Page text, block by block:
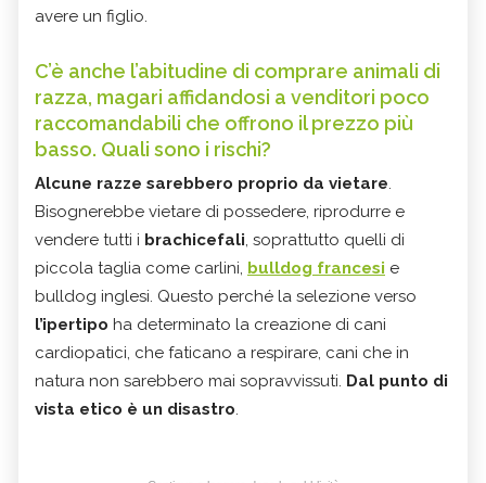
avere un figlio.
C’è anche l’abitudine di comprare animali di
razza, magari affidandosi a venditori poco
raccomandabili che offrono il prezzo più
basso. Quali sono i rischi?
Alcune razze sarebbero proprio da vietare.
Bisognerebbe vietare di possedere, riprodurre e
vendere tutti i brachicefali, soprattutto quelli di
piccola taglia come carlini, bulldog francesi e
bulldog inglesi. Questo perché la selezione verso
l’ipertipo ha determinato la creazione di cani
cardiopatici, che faticano a respirare, cani che in
natura non sarebbero mai sopravvissuti. Dal punto di
vista etico è un disastro.